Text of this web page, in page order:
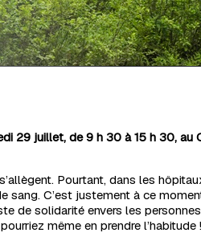
29 juillet, de 9 h 30 à 15 h 30, au
Pourtant, dans les
C’est justement à ce
solidarité envers les
même en prendre l’habitude !